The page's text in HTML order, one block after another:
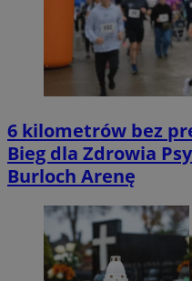
6 kilometrów bez
Bieg dla Zdrowia
Burloch Arenę